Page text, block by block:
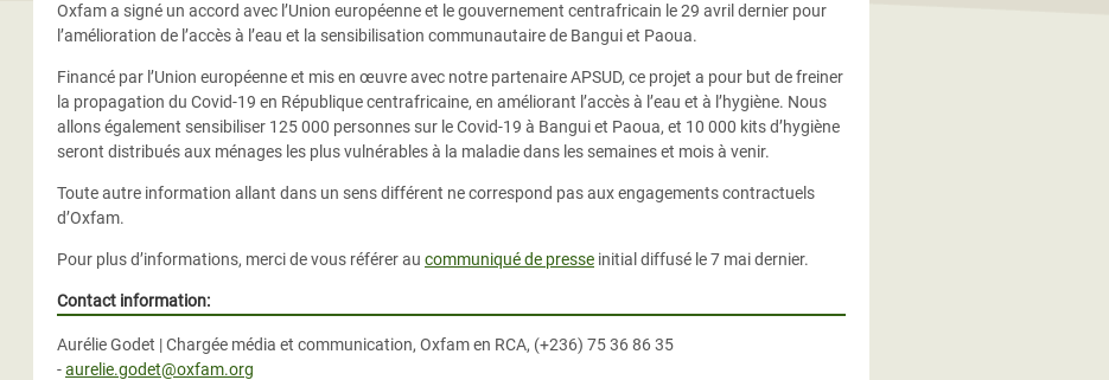
Oxfam a signé un accord avec l’Union européenne et le gouvernement centrafricain le 29 avril dernier pour
l’amélioration de l’accès à l’eau et la sensibilisation communautaire de Bangui et Paoua.
Financé par l’Union européenne et mis en œuvre avec notre partenaire APSUD, ce projet a pour but de freiner
la propagation du Covid-19 en République centrafricaine, en améliorant l’accès à l’eau et à l’hygiène. Nous
allons également sensibiliser 125 000 personnes sur le Covid-19 à Bangui et Paoua, et 10 000 kits d’hygiène
seront distribués aux ménages les plus vulnérables à la maladie dans les semaines et mois à venir.
Toute autre information allant dans un sens différent ne correspond pas aux engagements contractuels
d’Oxfam.
Pour plus d’informations, merci de vous référer au communiqué de presse initial diffusé le 7 mai dernier.
Contact information:
Aurélie Godet | Chargée média et communication, Oxfam en RCA, (+236) 75 36 86 35
-aurelie.godet@oxfam.org